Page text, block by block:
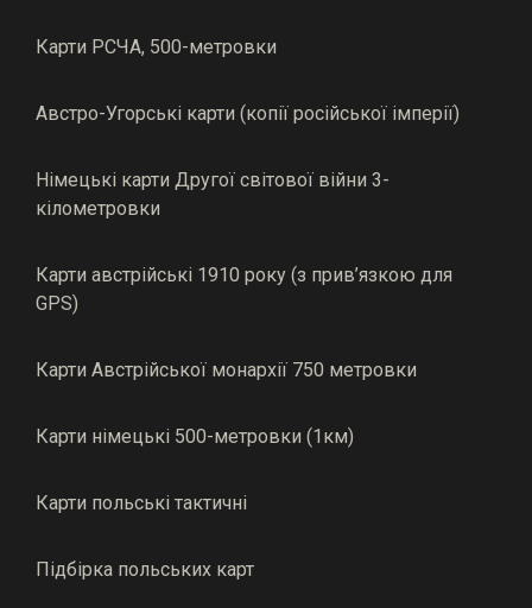
Карти РСЧА, 500-метровки
Австро-Угорські карти (копії російської імперії)
Німецькі карти Другої світової війни 3-
кілометровки
Карти австрійські 1910 року (з прив’язкою для
GPS)
Карти Австрійської монархії 750 метровки
Карти німецькі 500-метровки (1км)
Карти польські тактичні
Підбірка польських карт